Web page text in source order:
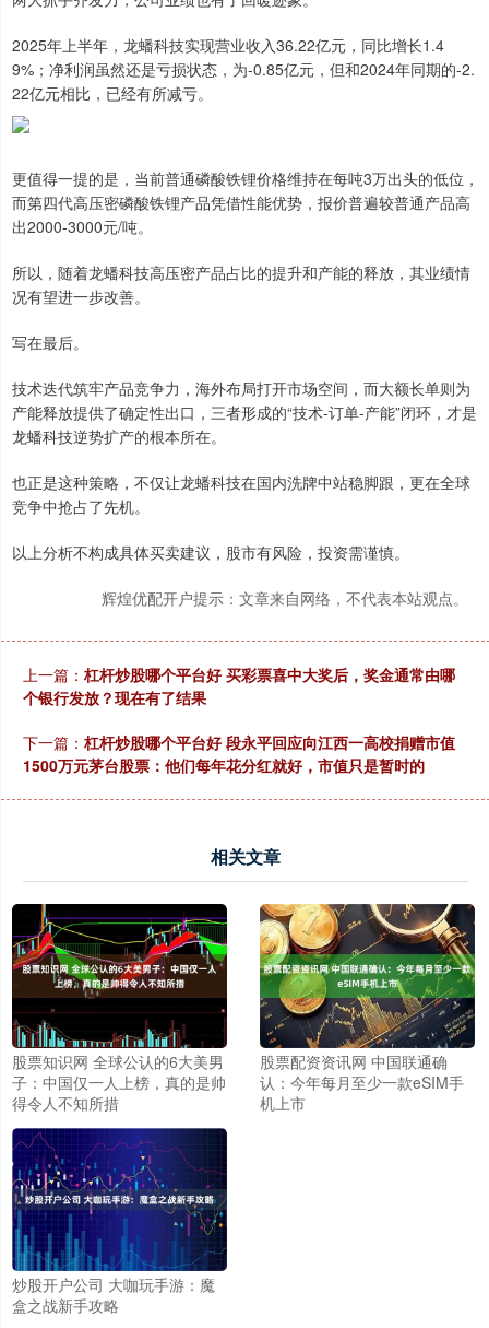
2025年上半年，龙蟠科技实现营业收入36.22亿元，同比增长1.4
9%；净利润虽然还是亏损状态，为-0.85亿元，但和2024年同期的-2.
22亿元相比，已经有所减亏。
更值得一提的是，当前普通磷酸铁锂价格维持在每吨3万出头的低位，
而第四代高压密磷酸铁锂产品凭借性能优势，报价普遍较普通产品高
出2000-3000元/吨。
所以，随着龙蟠科技高压密产品占比的提升和产能的释放，其业绩情
况有望进一步改善。
写在最后。
技术迭代筑牢产品竞争力，海外布局打开市场空间，而大额长单则为
产能释放提供了确定性出口，三者形成的“技术-订单-产能”闭环，才是
龙蟠科技逆势扩产的根本所在。
也正是这种策略，不仅让龙蟠科技在国内洗牌中站稳脚跟，更在全球
竞争中抢占了先机。
以上分析不构成具体买卖建议，股市有风险，投资需谨慎。
辉煌优配开户提示：文章来自网络，不代表本站观点。
上一篇： 杠杆炒股哪个平台好 买彩票喜中大奖后，奖金通常由哪
个银行发放？现在有了结果
下一篇： 杠杆炒股哪个平台好 段永平回应向江西一高校捐赠市值
1500万元茅台股票：他们每年花分红就好，市值只是暂时的
相关文章
股票知识网 全球公认的6大美男
子：中国仅一人上榜，真的是帅
得令人不知所措
股票配资资讯网 中国联通确
认：今年每月至少一款eSIM手
机上市
炒股开户公司 大咖玩手游：魔
盒之战新手攻略